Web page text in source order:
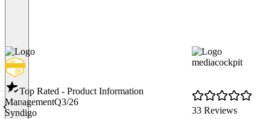
Top Rated - Product Information
ManagementQ3/26
Syndigo
mediacockpit
33 Reviews